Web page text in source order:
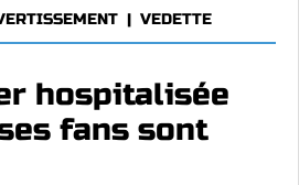
| VEDETTE
hospitalisée
fans sont